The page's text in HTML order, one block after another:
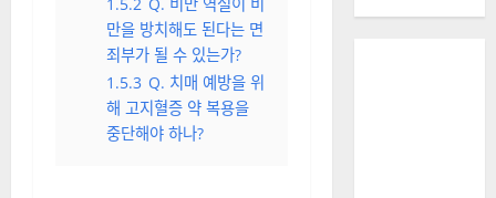
만을 방치해도 된다는 면
죄부가 될 수 있는가?
1.5.3 Q. 치매 예방을 위
해 고지혈증 약 복용을
중단해야 하나?